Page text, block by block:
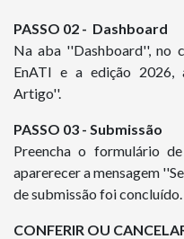
PASSO 02 - Dashboard
Na aba ''Dashboard'', no
EnATI e a edição 2026,
Artigo''.
PASSO 03 - Submissão
Preencha o formulário
aparerecer a mensagem
de submissão foi concluído.
CONFERIR OU